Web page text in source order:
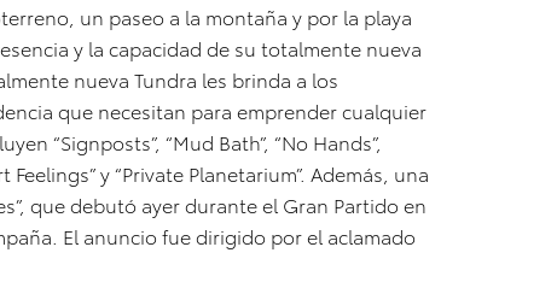
un paseo a la montaña y por la playa
y la capacidad de su totalmente nueva
nueva Tundra les brinda a los
que necesitan para emprender cualquier
“Signposts”, “Mud Bath”, “No Hands”,
Feelings” y “Private Planetarium”. Además, una
que debutó ayer durante el Gran Partido en
El anuncio fue dirigido por el aclamado